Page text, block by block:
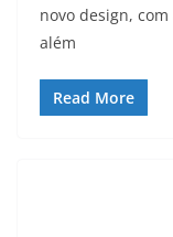
novo design,
além
Read More